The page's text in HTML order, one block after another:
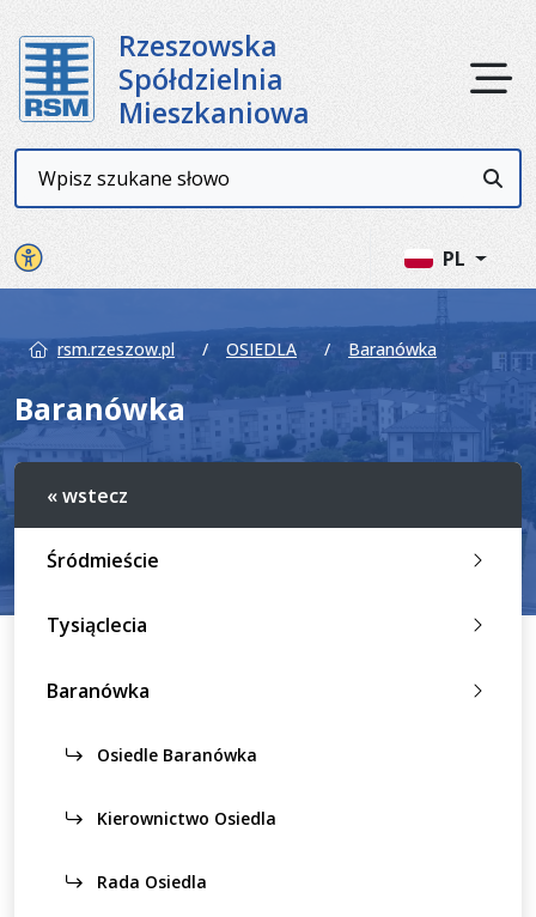
Rzeszowska
Spółdzielnia
Mieszkaniowa
PL
Panel ustawień witryny
Wyszukiwarka
rsm.rzeszow.pl OSIEDLA Baranówka
Baranówka
« wstecz
Śródmieście
Tysiąclecia
Baranówka
Osiedle Baranówka
Kierownictwo Osiedla
Rada Osiedla